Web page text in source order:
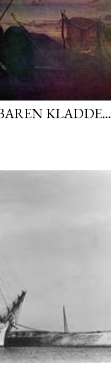
KLADDE...